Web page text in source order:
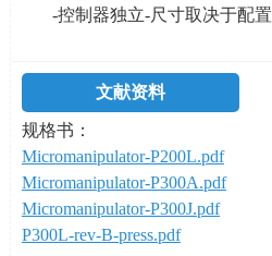
-控制器独立-尺寸取决于配置
文献资料
规格书：
Micromanipulator-P200L.pdf
Micromanipulator-P300A.pdf
Micromanipulator-P300J.pdf
P300L-rev-B-press.pdf